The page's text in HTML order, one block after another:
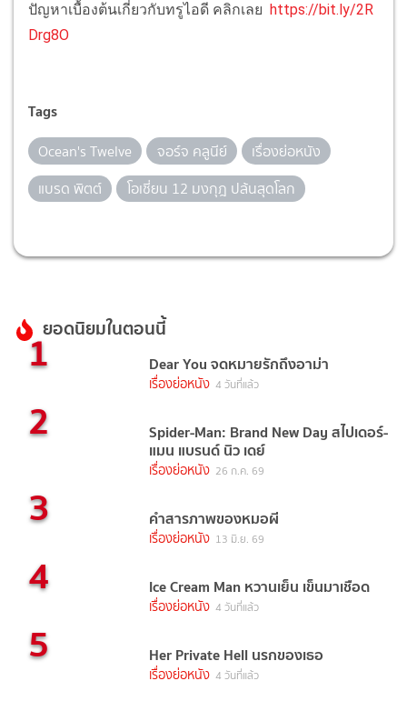
ปัญหาเบื้องต้นเกี่ยวกับทรูไอดี คลิกเลย https://bit.ly/2R
Drg8O
Tags
Ocean's Twelve จอร์จ คลูนีย์
เรื่องย่อหนัง
แบรด พิตต์
โอเชี่ยน 12 มงกุฎ ปล้นสุดโลก
ยอดนิยมในตอนนี้
1 Dear You จดหมายรักถึงอาม่า
เรื่องย่อหนัง 4 วันที่แล้ว
2 Spider-Man: Brand New Day สไปเดอร์-
แมน แบรนด์ นิว เดย์
เรื่องย่อหนัง 26 ก.ค. 69
3 คำสารภาพของหมอผี
เรื่องย่อหนัง 13 มิ.ย. 69
4 Ice Cream Man หวานเย็น เข็นมาเชือด
เรื่องย่อหนัง 4 วันที่แล้ว
5 Her Private Hell นรกของเธอ
เรื่องย่อหนัง 4 วันที่แล้ว